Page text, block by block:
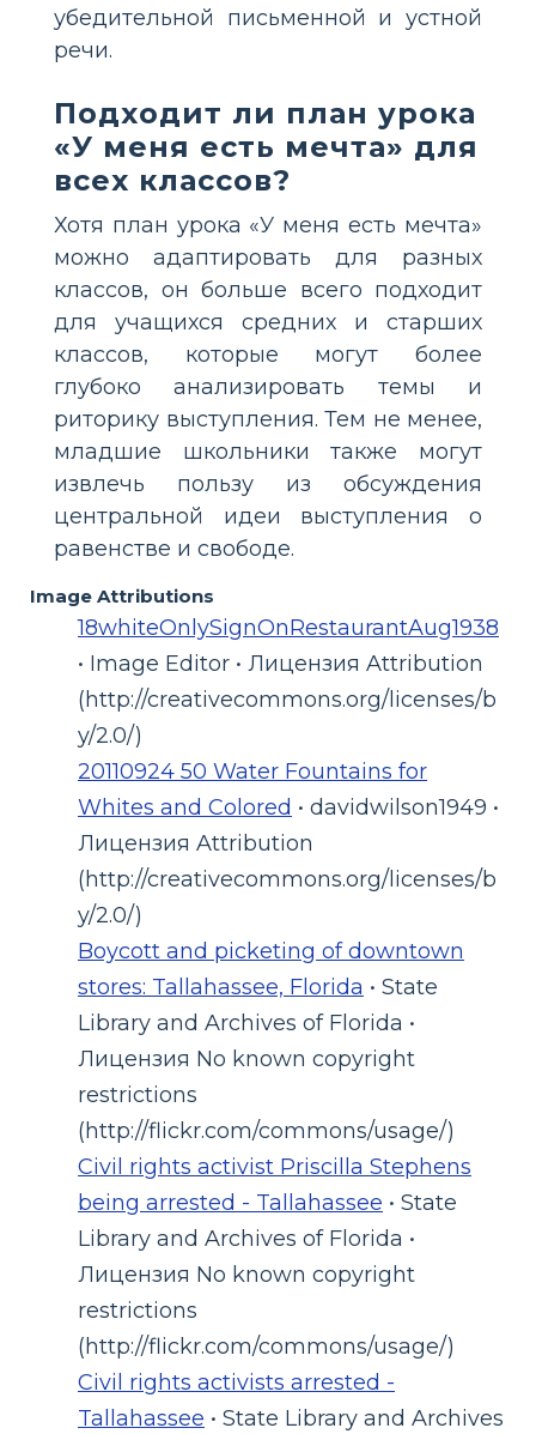
убедительной письменной и устной
речи.
Подходит ли план урока
«У меня есть мечта» для
всех классов?
Хотя план урока «У меня есть мечта»
можно адаптировать для разных
классов, он больше всего подходит
для учащихся средних и старших
классов, которые могут более
глубоко анализировать темы и
риторику выступления. Тем не менее,
младшие школьники также могут
извлечь пользу из обсуждения
центральной идеи выступления о
равенстве и свободе.
Image Attributions
18whiteOnlySignOnRestaurantAug1938
• Image Editor • Лицензия Attribution
(http://creativecommons.org/licenses/b
y/2.0/)
20110924 50 Water Fountains for
Whites and Colored • davidwilson1949 •
Лицензия Attribution
(http://creativecommons.org/licenses/b
y/2.0/)
Boycott and picketing of downtown
stores: Tallahassee, Florida • State
Library and Archives of Florida •
Лицензия No known copyright
restrictions
(http://flickr.com/commons/usage/)
Civil rights activist Priscilla Stephens
being arrested - Tallahassee • State
Library and Archives of Florida •
Лицензия No known copyright
restrictions
(http://flickr.com/commons/usage/)
Civil rights activists arrested -
Tallahassee • State Library and Archives